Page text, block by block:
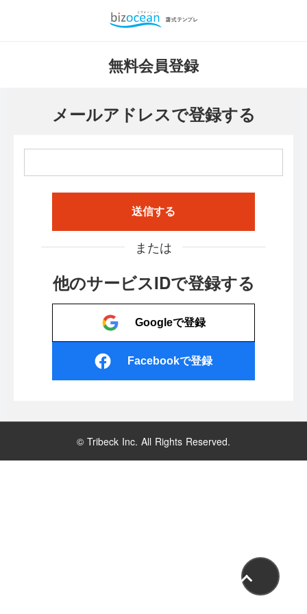
無料会員登録
メールアドレスで登録する
送信する
または
他のサービスIDで登録する
Googleで登録
Facebookで登録
© Tribeck Inc. All Rights Reserved.